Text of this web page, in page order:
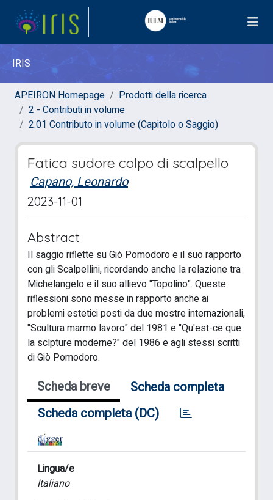
IRIS
APEIRON Homepage
Prodotti della ricerca
2 - Contributi in volume
2.01 Contributo in volume (Capitolo o Saggio)
Fatica sudore colpo di scalpello
Capano, Leonardo
2023-11-01
Abstract
Il saggio riflette su Giò Pomodoro e il suo rapporto
con gli Scalpellini, ricordando anche la relazione tra
Michelangelo e il suo allievo "Topolino". Queste
riflessioni sono messe in rapporto anche ai
problemi estetici posti da due mostre internazionali,
"Scultura marmo lavoro" del 1981 e "Qu'est-ce que
la sclpture moderne?" del 1986 e agli stessi scritti
di Giò Pomodoro.
Scheda breve
Scheda completa
Scheda completa (DC)
Lingua/e
Italiano